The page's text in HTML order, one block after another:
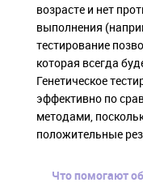
возрасте и нет
выполнения
тестирование
которая всегда
Генетическое
эффективно по
методами,
положительные
Что помогают